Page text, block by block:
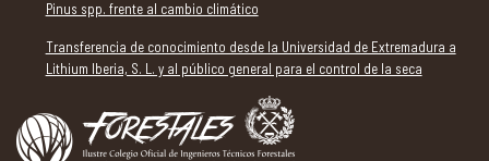
Pinus spp. frente al cambio climático
Transferencia de conocimiento desde la Universidad de Extremadura a
Lithium Iberia, S. L. y al público general para el control de la seca